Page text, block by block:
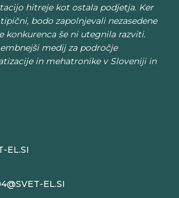
hitreje kot ostala podjetja. Ker
bodo zapolnjevali nezasedene
konkurenca še ni utegnila razviti.
medij za področje
in mehatronike v Sloveniji in
EL.SI
EL.SI